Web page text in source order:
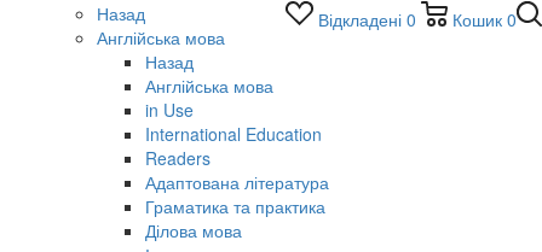
Відкладені 0 Кошик 0
Назад
Англійська мова
Назад
Англійська мова
in Use
International Education
Readers
Адаптована література
Граматика та практика
Ділова мова